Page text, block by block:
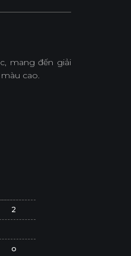
mang đến giải
cao.
2
o